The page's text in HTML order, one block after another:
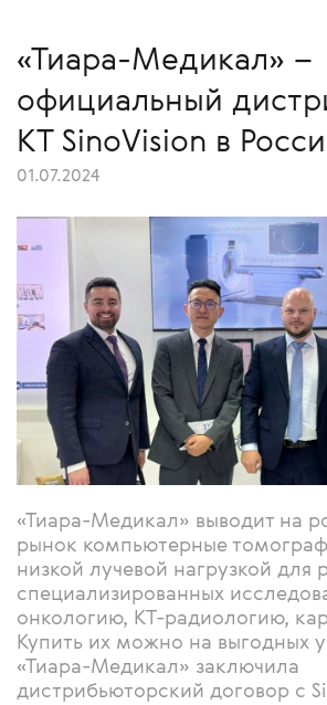
«Тиара-Медикал» –
официальный
КТ SinoVision в
01.07.2024
«Тиара-Медикал» выводит на
рынок компьютерные
низкой лучевой нагрузкой для
специализированных
онкологию, КТ-радиологию,
Купить их можно на выгодных
«Тиара-Медикал» заключила
дистрибьюторский договор с